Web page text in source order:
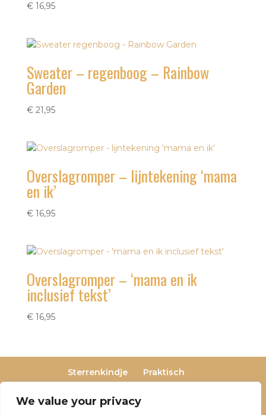
We value your privacy
€16,95
Sweater – regenboog – Rainbow
Garden
€21,95
Overslagromper – lijntekening ‘mama
en ik’
€16,95
Overslagromper – ‘mama en ik
inclusief tekst’
€16,95
Sterrenkindje
Praktisch
Terugbetaal- en retourneringsbeleid